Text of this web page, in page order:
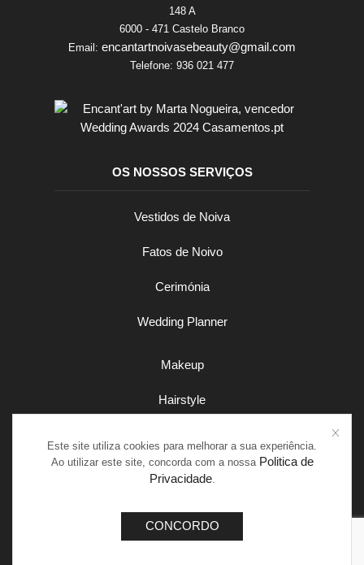
148 A
6000 - 471 Castelo Branco
Email: encantartnoivasebeauty@gmail.com
Telefone: 936 021 477
OS NOSSOS SERVIÇOS
Vestidos de Noiva
Fatos de Noivo
Cerimónia
Wedding Planner
Makeup
Hairstyle
© Copyright 2025| Todos os direitos reservados | Encant`art
Este site utiliza cookies para melhorar a sua experiência.
Ao utilizar este site, concorda com a nossa Politica de
Privacidade.
CONCORDO